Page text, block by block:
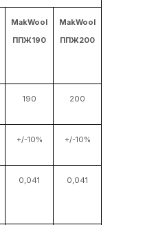
MakWool
ППЖ190
MakWool
ППЖ200
190 200
+/-10% +/-10%
0,041 0,041